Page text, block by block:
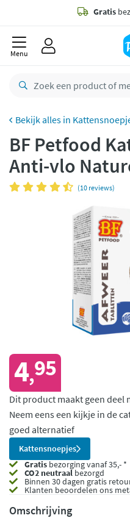
Gratis
CO2
Menu
BF Petfood
Anti-vlo
(10 reviews)
4,95
Dit product maakt geen deel
Neem eens een kijkje in de
goed alternatief
Kattensnoepjes
Gratis bezorging vanaf 35,- *
CO2 neutraalbezorgd
Binnen 30 dagen gratis
Klanten beoordelen ons met
Omschrijving